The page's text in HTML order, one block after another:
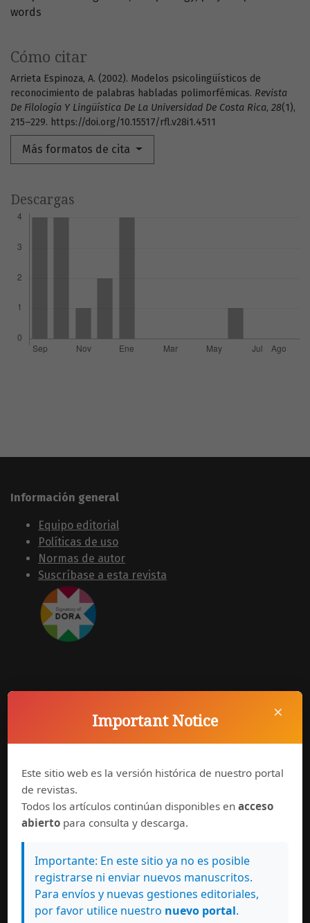
words
Cómo citar
Arrieta Espinoza, A. (2002). Modelos psicolingüísticos de
reconocimiento de palabras habladas polimorfémicas. Revista
De Filología Y Lingüística De La Universidad De Costa Rica, 28(1),
215–229. https://doi.org/10.15517/rfl.v28i1.4511
Más formatos de cita
Descargas
Información general
Equipo editorial
Políticas de uso
Normas de autor
Suscríbase a esta revista
×
Important Notice
Este sitio web es la versión histórica de nuestro portal
de revistas.
Todos los artículos continúan disponibles enacceso
abierto para consulta y descarga.
Importante: En este sitio ya no es posible
registrarse ni enviar nuevos manuscritos.
Para envíos y nuevas gestiones editoriales,
por favor utilice nuestro nuevo portal.